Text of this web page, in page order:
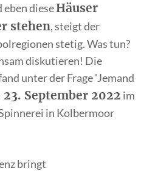
eben dieseHäuser
stehen, steigt der
stetig. Was tun?
diskutieren! Die
unter der Frage 'Jemand
23. September 2022 im
in Kolbermoor
bringt